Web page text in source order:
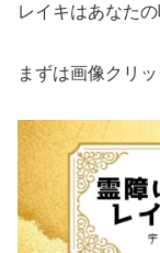
レイキはあなた
まずは画像クリ